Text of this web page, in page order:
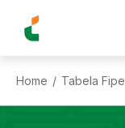
Home / Tabela Fipe